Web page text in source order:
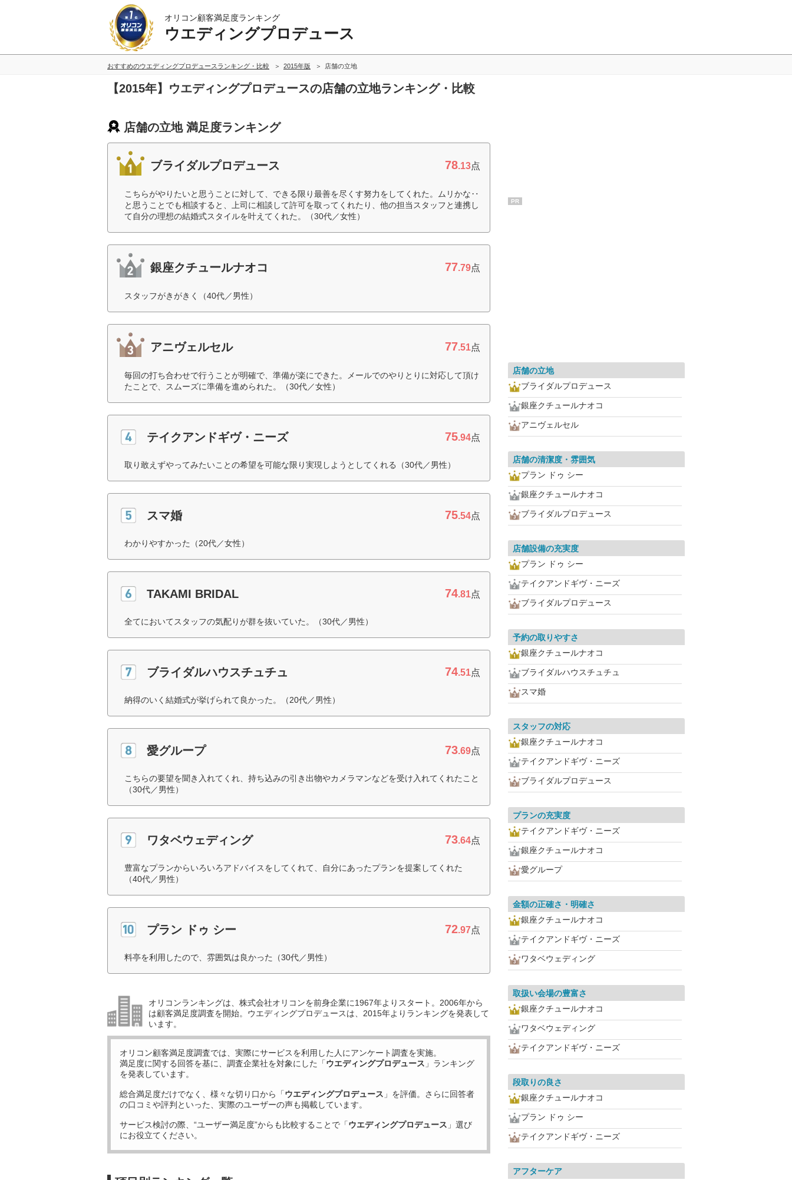
オリコン顧客満足度ランキング
ウエディングプロデュース
おすすめのウエディングプロデュースランキング・比較 2015年版 店舗の立地
【2015年】ウエディングプロデュースの店舗の立地ランキング・比較
店舗の立地 満足度ランキング
ブライダルプロデュース 78.13点
こちらがやりたいと思うことに対して、できる限り最善を尽くす努力をしてくれた。ムリかな‥
と思うことでも相談すると、上司に相談して許可を取ってくれたり、他の担当スタッフと連携し
て自分の理想の結婚式スタイルを叶えてくれた。（30代／女性）
銀座クチュールナオコ 77.79点
スタッフがきがきく（40代／男性）
アニヴェルセル 77.51点
毎回の打ち合わせで行うことが明確で、準備が楽にできた。メールでのやりとりに対応して頂け
たことで、スムーズに準備を進められた。（30代／女性）
テイクアンドギヴ・ニーズ 75.94点
取り敢えずやってみたいことの希望を可能な限り実現しようとしてくれる（30代／男性）
スマ婚 75.54点
わかりやすかった（20代／女性）
TAKAMI BRIDAL 74.81点
全てにおいてスタッフの気配りが群を抜いていた。（30代／男性）
ブライダルハウスチュチュ 74.51点
納得のいく結婚式が挙げられて良かった。（20代／男性）
愛グループ 73.69点
こちらの要望を聞き入れてくれ、持ち込みの引き出物やカメラマンなどを受け入れてくれたこと
（30代／男性）
ワタベウェディング 73.64点
豊富なプランからいろいろアドバイスをしてくれて、自分にあったプランを提案してくれた
（40代／男性）
プラン ドゥ シー 72.97点
料亭を利用したので、雰囲気は良かった（30代／男性）
オリコンランキングは、株式会社オリコンを前身企業に1967年よりスタート。2006年から
は顧客満足度調査を開始。ウエディングプロデュースは、2015年よりランキングを発表して
います。
オリコン顧客満足度調査では、実際にサービスを利用した 人にアンケート調査を実施。
満足度に関する回答を基に、調査企業社を対象にした「ウエディングプロデュース 」ランキング
を発表しています。
総合満足度だけでなく、様々な切り口から「ウエディングプロデュース 」を評価。さらに回答者
の口コミや評判といった、実際のユーザーの声も掲載しています。
サービス検討の際、“ユーザー満足度”からも比較することで「ウエディングプロデュース 」選び
にお役立てください。
PR
店舗の立地
ブライダルプロデュース
銀座クチュールナオコ
アニヴェルセル
店舗の清潔度・雰囲気
プラン ドゥ シー
銀座クチュールナオコ
ブライダルプロデュース
店舗設備の充実度
プラン ドゥ シー
テイクアンドギヴ・ニーズ
ブライダルプロデュース
予約の取りやすさ
銀座クチュールナオコ
ブライダルハウスチュチュ
スマ婚
スタッフの対応
銀座クチュールナオコ
テイクアンドギヴ・ニーズ
ブライダルプロデュース
プランの充実度
テイクアンドギヴ・ニーズ
銀座クチュールナオコ
愛グループ
金額の正確さ・明確さ
銀座クチュールナオコ
テイクアンドギヴ・ニーズ
ワタベウェディング
取扱い会場の豊富さ
銀座クチュールナオコ
ワタベウェディング
テイクアンドギヴ・ニーズ
段取りの良さ
銀座クチュールナオコ
プラン ドゥ シー
テイクアンドギヴ・ニーズ
アフターケア